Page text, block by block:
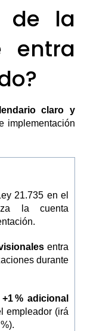
de la
entra
claro y
implementación
21.735 en el
la cuenta
entra
durante
+1 % adicional
empleador (irá